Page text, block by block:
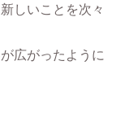
しいことを次々
広がったように